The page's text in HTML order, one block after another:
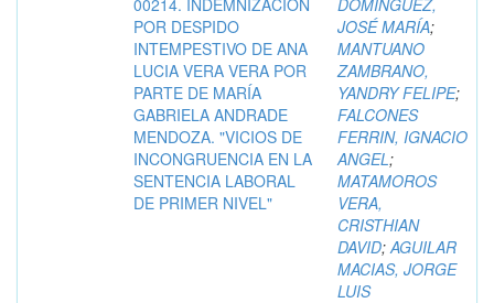
00214. INDEMNIZACIÓN
POR DESPIDO
INTEMPESTIVO DE ANA
LUCIA VERA VERA POR
PARTE DE MARÍA
GABRIELA ANDRADE
MENDOZA. "VICIOS DE
INCONGRUENCIA EN LA
SENTENCIA LABORAL
DE PRIMER NIVEL"
DOMÍNGUEZ,
JOSÉ MARÍA;
MANTUANO
ZAMBRANO,
YANDRY FELIPE;
FALCONES
FERRIN, IGNACIO
ANGEL;
MATAMOROS
VERA,
CRISTHIAN
DAVID;AGUILAR
MACIAS, JORGE
LUIS